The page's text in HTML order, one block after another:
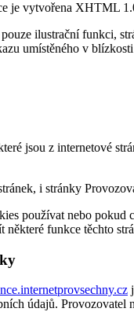
je vytvořena XHTML
ilustrační funkci,
umístěného v
jsou z internetové
i stránky
používat nebo
některé funkce těchto
údajů.